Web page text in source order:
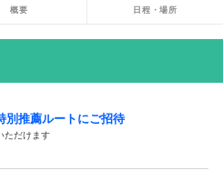
概要 日程・場所
別推薦ルートにご招待
ただけます